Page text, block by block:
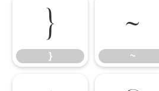
}
}
~
~